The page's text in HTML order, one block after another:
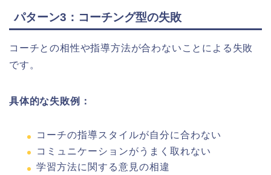
パターン3：コーチング型の失敗
コーチとの相性や指導方法が合わないことによる失敗
です。
具体的な失敗例：
コーチの指導スタイルが自分に合わない
コミュニケーションがうまく取れない
学習方法に関する意見の相違